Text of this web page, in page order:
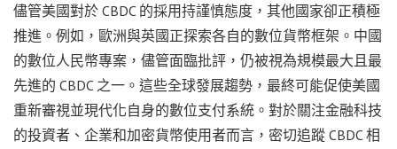
儘管美國對於 CBDC 的採用持謹慎態度，其他國家卻正積極
推進。例如，歐洲與英國正探索各自的數位貨幣框架。中國
的數位人民幣專案，儘管面臨批評，仍被視為規模最大且最
先進的 CBDC 之一。這些全球發展趨勢，最終可能促使美國
重新審視並現代化自身的數位支付系統。對於關注金融科技
的投資者、企業和加密貨幣使用者而言，密切追蹤 CBDC 相